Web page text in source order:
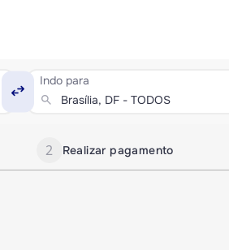
Indo para
search
swap_horiz
2 Realizar pagamento